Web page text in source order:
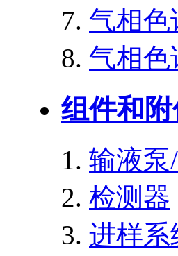
气相色
气相色
组件和
输液泵
检测器
进样系